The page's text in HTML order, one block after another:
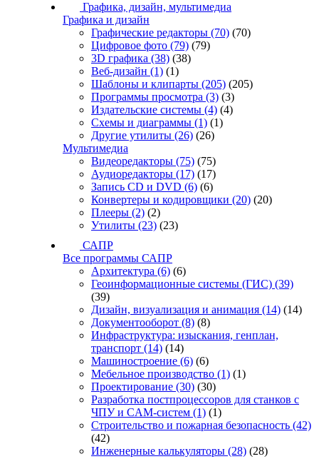
Графика, дизайн, мультимедиа
Графика и дизайн
Графические редакторы (70) (70)
Цифровое фото (79) (79)
3D графика (38) (38)
Веб-дизайн (1) (1)
Шаблоны и клипарты (205) (205)
Программы просмотра (3) (3)
Издательские системы (4) (4)
Схемы и диаграммы (1) (1)
Другие утилиты (26) (26)
Мультимедиа
Видеоредакторы (75) (75)
Аудиоредакторы (17) (17)
Запись CD и DVD (6) (6)
Конвертеры и кодировщики (20) (20)
Плееры (2) (2)
Утилиты (23) (23)
САПР
Все программы САПР
Архитектура (6) (6)
Геоинформационные системы (ГИС) (39)
(39)
Дизайн, визуализация и анимация (14) (14)
Документооборот (8) (8)
Инфраструктура: изыскания, генплан,
транспорт (14) (14)
Машиностроение (6) (6)
Мебельное производство (1) (1)
Проектирование (30) (30)
Разработка постпроцессоров для станков с
ЧПУ и CAM-систем (1) (1)
Строительство и пожарная безопасность (42)
(42)
Инженерные калькуляторы (28) (28)